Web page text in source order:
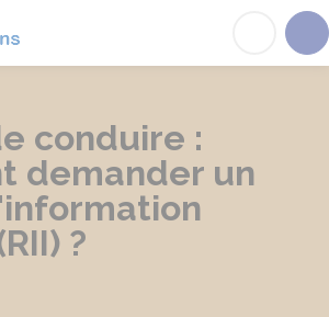
conduire :
demander un
?